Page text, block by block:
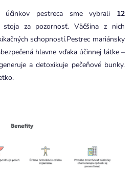
účinkov pestreca sme vybrali 12
za pozornosť. Väčšina z nich
schopností.Pestrec mariánsky
hlavne vďaka účinnej látke –
a detoxikuje pečeňové bunky.